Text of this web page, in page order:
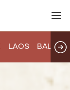
LAOS BALI